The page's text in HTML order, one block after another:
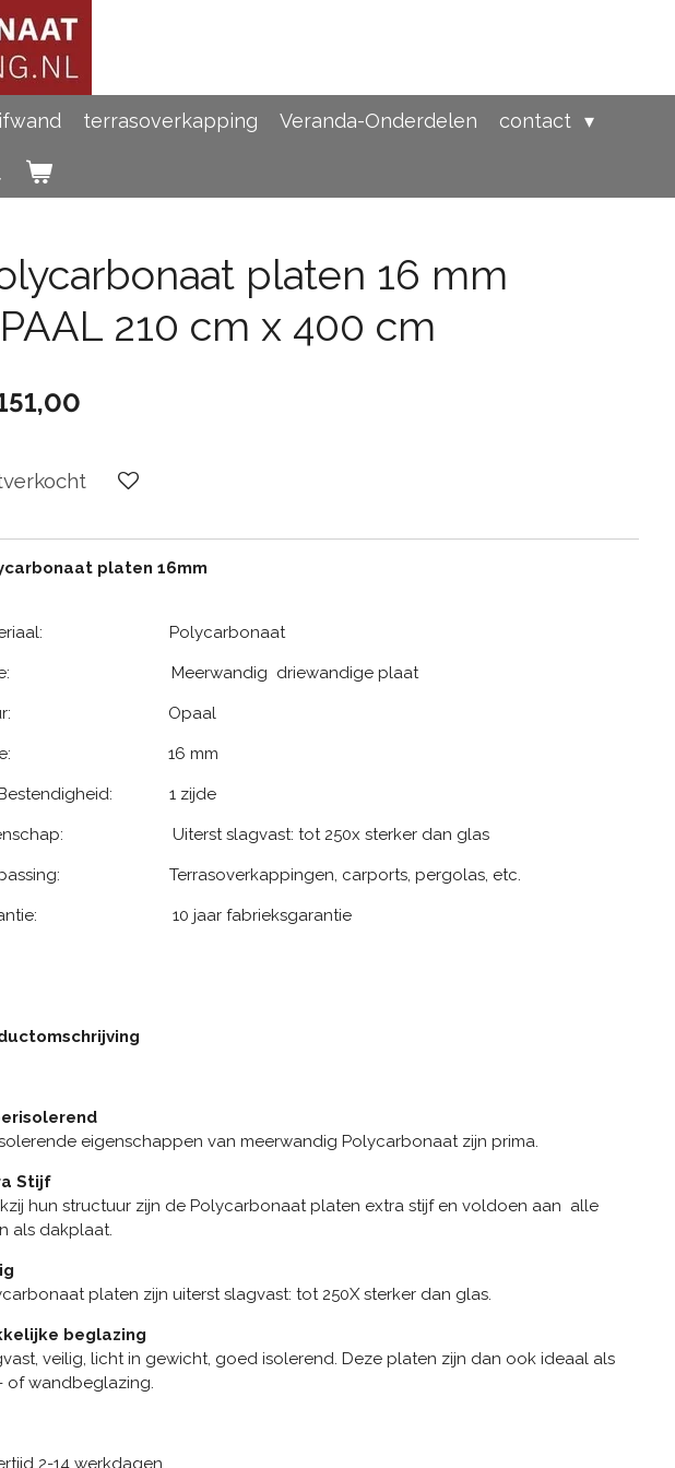
terrasoverkapping Veranda-Onderdelen contact
platen 16 mm
210 cm x 400 cm
platen 16mm
Polycarbonaat
Meerwandig driewandige plaat
Opaal
16 mm
Bestendigheid: 1 zijde
Uiterst slagvast: tot 250x sterker dan glas
Terrasoverkappingen, carports, pergolas, etc.
10 jaar fabrieksgarantie
eigenschappen van meerwandig Polycarbonaat zijn prima.
Stijf
hun structuur zijn de Polycarbonaat platen extra stijf en voldoen aan alle
als dakplaat.
platen zijn uiterst slagvast: tot 250X sterker dan glas.
beglazing
veilig, licht in gewicht, goed isolerend. Deze platen zijn dan ook ideaal als
of wandbeglazing.